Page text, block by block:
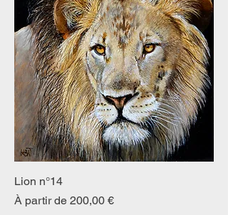
Lion n°14
À partir de 200,00 €
Prix promotionnel